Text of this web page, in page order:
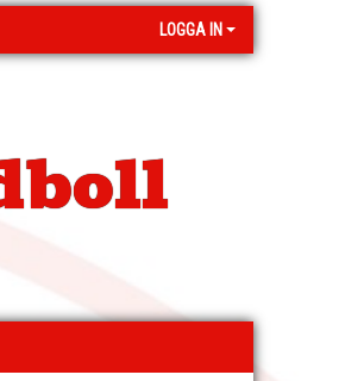
LOGGA IN